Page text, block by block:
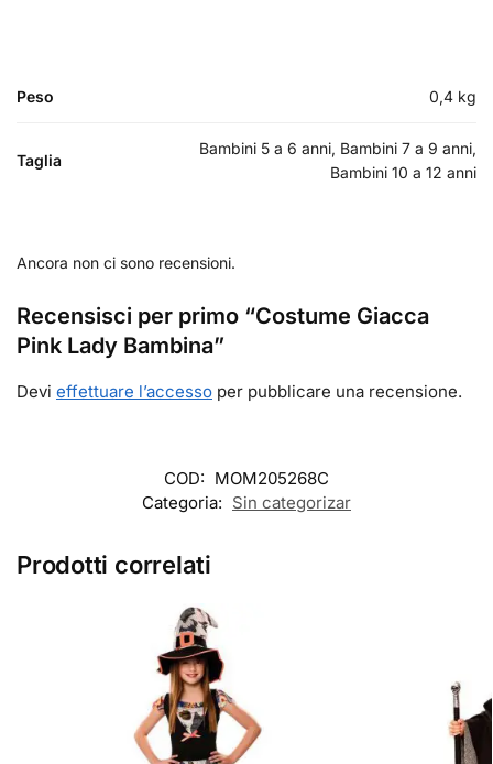
Peso 0,4 kg
Taglia
Bambini 5 a 6 anni, Bambini 7 a 9 anni,
Bambini 10 a 12 anni
Ancora non ci sono recensioni.
Recensisci per primo “Costume Giacca
Pink Lady Bambina”
Devi effettuare l’accesso per pubblicare una recensione.
COD: MOM205268C
Categoria: Sin categorizar
Prodotti correlati